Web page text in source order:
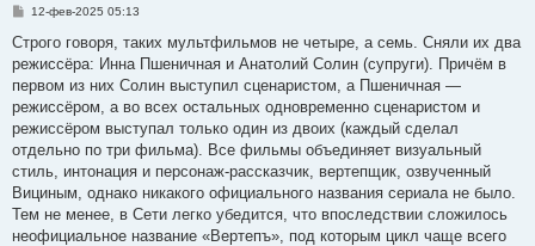
С
о
б
щ
е
н
и
е
12-фев-2025 05:13
Строго говоря, таких мультфильмов не четыре, а семь. Сняли их два
режиссёра: Инна Пшеничная и Анатолий Солин (супруги). Причём в
первом из них Солин выступил сценаристом, а Пшеничная —
режиссёром, а во всех остальных одновременно сценаристом и
режиссёром выступал только один из двоих (каждый сделал
отдельно по три фильма). Все фильмы объединяет визуальный
стиль, интонация и персонаж-рассказчик, вертепщик, озвученный
Вициным, однако никакого официального названия сериала не было.
Тем не менее, в Сети легко убедится, что впоследствии сложилось
неофициальное название «Вертепъ», под которым цикл чаще всего